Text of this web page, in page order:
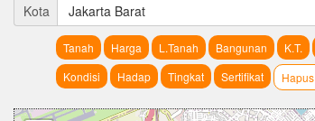
Kota Jakarta Barat
Tanah Harga L.Tanah Bangunan K.T.
Kondisi
Hadap Tingkat Sertifikat